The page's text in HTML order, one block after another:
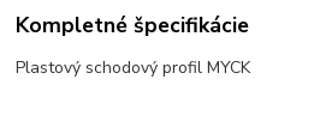
Kompletné špecifikácie
Plastový schodový profil MYCK